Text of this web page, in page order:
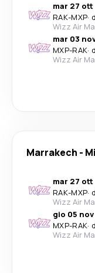
mar 27 ott
RAK-MXP·
Wizz Air
mar 03
MXP-RAK·
Wizz Air
Marrakech -
mar 27 ott
RAK-MXP·
Wizz Air
gio 05 nov
MXP-RAK·
Wizz Air